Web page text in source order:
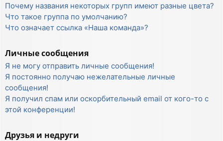
Почему названия некоторых групп имеют разные цвета?
Что такое группа по умолчанию?
Что означает ссылка «Наша команда»?
Личные сообщения
Я не могу отправить личные сообщения!
Я постоянно получаю нежелательные личные
сообщения!
Я получил спам или оскорбительный email от кого-то с
этой конференции!
Друзья и недруги